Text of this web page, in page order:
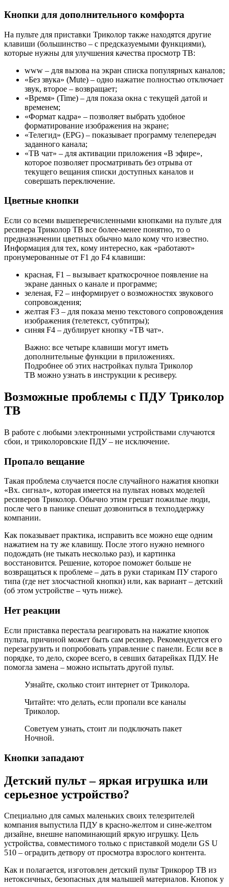
Кнопки для дополнительного комфорта
На пульте для приставки Триколор также находятся другие
клавиши (большинство – с предсказуемыми функциями),
которые нужны для улучшения качества просмотр ТВ:
www – для вызова на экран списка популярных каналов;
«Без звука» (Mute) – одно нажатие полностью отключает
звук, второе – возвращает;
«Время» (Time) – для показа окна с текущей датой и
временем;
«Формат кадра» – позволяет выбрать удобное
форматирование изображения на экране;
«Телегид» (EPG) – показывает программу телепередач
заданного канала;
«ТВ чат» – для активации приложения «В эфире»,
которое позволяет просматривать без отрыва от
текущего вещания списки доступных каналов и
совершать переключение.
Цветные кнопки
Если со всеми вышеперечисленными кнопками на пульте для
ресивера Триколор ТВ все более-менее понятно, то о
предназначении цветных обычно мало кому что известно.
Информация для тех, кому интересно, как «работают»
пронумерованные от F1 до F4 клавиши:
красная, F1 – вызывает краткосрочное появление на
экране данных о канале и программе;
зеленая, F2 – информирует о возможностях звукового
сопровождения;
желтая F3 – для показа меню текстового сопровождения
изображения (телетекст, субтитры);
синяя F4 – дублирует кнопку «ТВ чат».
Важно: все четыре клавиши могут иметь
дополнительные функции в приложениях.
Подробнее об этих настройках пульта Триколор
ТВ можно узнать в инструкции к ресиверу.
Возможные проблемы с ПДУ Триколор
ТВ
В работе с любыми электронными устройствами случаются
сбои, и триколоровские ПДУ – не исключение.
Пропало вещание
Такая проблема случается после случайного нажатия кнопки
«Вх. сигнал», которая имеется на пультах новых моделей
ресиверов Триколор. Обычно этим грешат пожилые люди,
после чего в панике спешат дозвониться в техподдержку
компании.
Как показывает практика, исправить все можно еще одним
нажатием на ту же клавишу. После этого нужно немного
подождать (не тыкать несколько раз), и картинка
восстановится. Решение, которое поможет больше не
возвращаться к проблеме – дать в руки старикам ПУ старого
типа (где нет злосчастной кнопки) или, как вариант – детский
(об этом устройстве – чуть ниже).
Нет реакции
Если приставка перестала реагировать на нажатие кнопок
пульта, причиной может быть сам ресивер. Рекомендуется его
перезагрузить и попробовать управление с панели. Если все в
порядке, то дело, скорее всего, в севших батарейках ПДУ. Не
помогла замена – можно испытать другой пульт.
Узнайте, сколько стоит интернет от Триколора.
Читайте: что делать, если пропали все каналы
Триколор.
Советуем узнать, стоит ли подключать пакет
Ночной.
Кнопки западают
Детский пульт – яркая игрушка или
серьезное устройство?
Специально для самых маленьких своих телезрителей
компания выпустила ПДУ в красно-желтом и сине-желтом
дизайне, внешне напоминающий яркую игрушку. Цель
устройства, совместимого только с приставкой модели GS U
510 – оградить детвору от просмотра взрослого контента.
Как и полагается, изготовлен детский пульт Трикорор ТВ из
нетоксичных, безопасных для малышей материалов. Кнопок у